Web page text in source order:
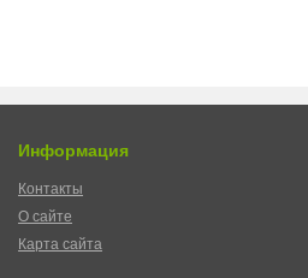
Информация
Контакты
О сайте
Карта сайта